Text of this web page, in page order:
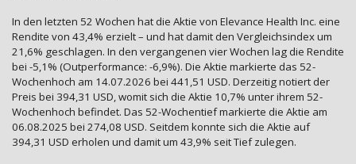
In den letzten 52 Wochen hat die Aktie von Elevance Health Inc. eine
Rendite von 43,4% erzielt – und hat damit den Vergleichsindex um
21,6% geschlagen. In den vergangenen vier Wochen lag die Rendite
bei -5,1% (Outperformance: -6,9%). Die Aktie markierte das 52-
Wochenhoch am 14.07.2026 bei 441,51 USD. Derzeitig notiert der
Preis bei 394,31 USD, womit sich die Aktie 10,7% unter ihrem 52-
Wochenhoch befindet. Das 52-Wochentief markierte die Aktie am
06.08.2025 bei 274,08 USD. Seitdem konnte sich die Aktie auf
394,31 USD erholen und damit um 43,9% seit Tief zulegen.